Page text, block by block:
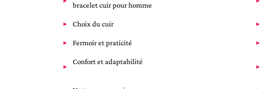
bracelet cuir pour homme
Choix du cuir
Fermoir et praticité
Confort et adaptabilité